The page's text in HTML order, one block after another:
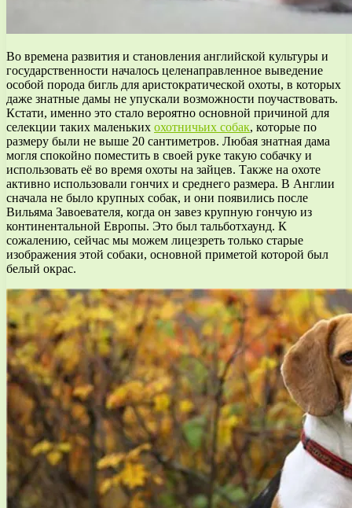
Во времена развития и становления английской культуры и
государственности началось целенаправленное выведение
особой порода бигль для аристократической охоты, в которых
даже знатные дамы не упускали возможности поучаствовать.
Кстати, именно это стало вероятно основной причиной для
селекции таких маленьких охотничьих собак, которые по
размеру были не выше 20 сантиметров. Любая знатная дама
могля спокойно поместить в своей руке такую собачку и
использовать её во время охоты на зайцев. Также на охоте
активно использовали гончих и среднего размера. В Англии
сначала не было крупных собак, и они появились после
Вильяма Завоевателя, когда он завез крупную гончую из
континентальной Европы. Это был тальботхаунд. К
сожалению, сейчас мы можем лицезреть только старые
изображения этой собаки, основной приметой которой был
белый окрас.